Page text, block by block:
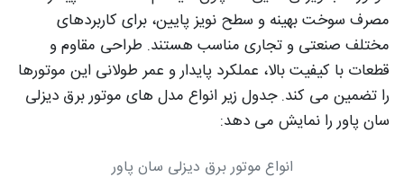
مصرف سوخت بهینه و سطح نویز پایین، برای کاربردهای
مختلف صنعتی و تجاری مناسب هستند. طراحی مقاوم و
قطعات با کیفیت بالا، عملکرد پایدار و عمر طولانی این موتورها
را تضمین می کند. جدول زیر انواع مدل های موتور برق دیزلی
سان پاور را نمایش می دهد:
انواع موتور برق دیزلی سان پاور